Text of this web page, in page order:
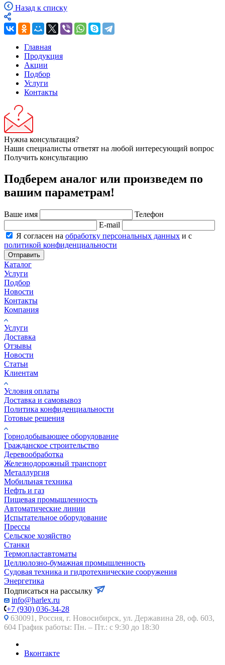
Назад к списку
Главная
Продукция
Акции
Подбор
Услуги
Контакты
Нужна консультация?
Наши специалисты ответят на любой интересующий вопрос
Получить консультацию
Подберем аналог или произведем по
вашим параметрам!
Ваше имя
Телефон
E-mail
Я согласен на обработку персональных данных и с
политикой конфиденциальности
Отправить
Каталог
Услуги
Подбор
Новости
Контакты
Компания
Услуги
Доставка
Отзывы
Новости
Статьи
Клиентам
Условия оплаты
Доставка и самовывоз
Политика конфиденциальности
Готовые решения
Горнодобывающее оборудование
Гражданское строительство
Деревообработка
Железнодорожный транспорт
Металлургия
Мобильная техника
Нефть и газ
Пищевая промышленность
Автоматические линии
Испытательное оборудование
Прессы
Сельское хозяйство
Станки
Термопластавтоматы
Целлюлозно-бумажная промышленность
Судовая техника и гидротехнические сооружения
Энергетика
Подписаться на рассылку
info@harlex.ru
+7 (930) 036-34-28
630091, Россия, г. Новосибирск, ул. Державина 28, оф. 603,
604 График работы: Пн. – Пт.: с 9:30 до 18:30
Вконтакте